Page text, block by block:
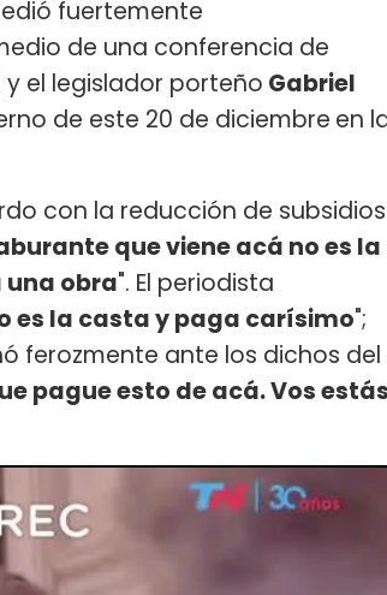
fuertemente
de una conferencia de
el legislador porteño Gabriel
de este 20 de diciembre en
con la reducción de subsidios
que viene acá no es la
una obra". El periodista
es la casta y paga carísimo";
ferozmente ante los dichos del
pague esto de acá. Vos